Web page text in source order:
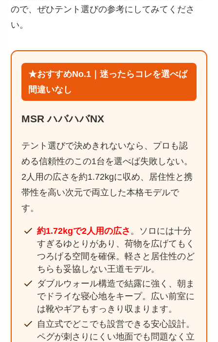
ので、ぜひテント選びの参考にしてみてくださ
い。
★おすすめNo.1｜迷ったらコレを選べば
間違いなし
MSR ハバハバNX
テント選びで決めきれないなら、プロも認
める信頼性のこの1台を選べば失敗しない。
2人用の広さを約1.72kgに収め、居住性と携
帯性を高い次元で両立した本格モデルで
す。
約1.72kgで2人用の広さ 。ソロには十分
すぎるゆとりがあり、荷物を広げてもく
つろげる空間を確保。軽さと居住性のど
ちらも妥協しない王道モデル。
ダブルウォール構造で結露に強く、朝ま
でドライな寝心地をキープ。広い前室に
は靴やギアもすっきり収まります。
自立式でどこでも設営できる安心設計。
ペグが刺さりにくい地面でも問題なく立